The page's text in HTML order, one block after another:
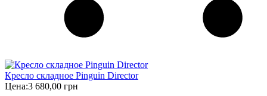
Кресло складное Pinguin Director
Цена:3 680,00 грн